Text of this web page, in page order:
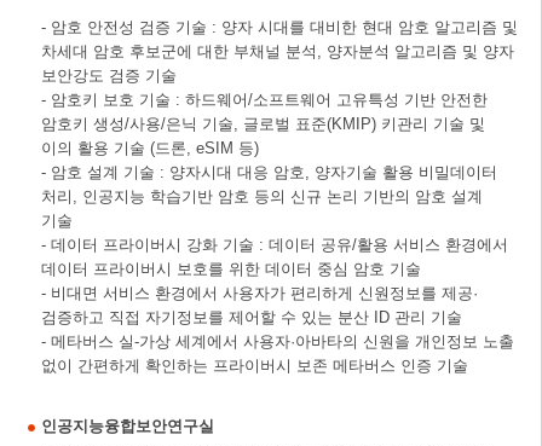
- 암호 안전성 검증 기술 : 양자 시대를 대비한 현대 암호 알고리즘 및
차세대 암호 후보군에 대한 부채널 분석, 양자분석 알고리즘 및 양자
보안강도 검증 기술
- 암호키 보호 기술 : 하드웨어/소프트웨어 고유특성 기반 안전한
암호키 생성/사용/은닉 기술, 글로벌 표준(KMIP) 키관리 기술 및
이의 활용 기술 (드론, eSIM 등)
- 암호 설계 기술 : 양자시대 대응 암호, 양자기술 활용 비밀데이터
처리, 인공지능 학습기반 암호 등의 신규 논리 기반의 암호 설계
기술
- 데이터 프라이버시 강화 기술 : 데이터 공유/활용 서비스 환경에서
데이터 프라이버시 보호를 위한 데이터 중심 암호 기술
- 비대면 서비스 환경에서 사용자가 편리하게 신원정보를 제공·
검증하고 직접 자기정보를 제어할 수 있는 분산 ID 관리 기술
- 메타버스 실-가상 세계에서 사용자·아바타의 신원을 개인정보 노출
없이 간편하게 확인하는 프라이버시 보존 메타버스 인증 기술
인공지능융합보안연구실